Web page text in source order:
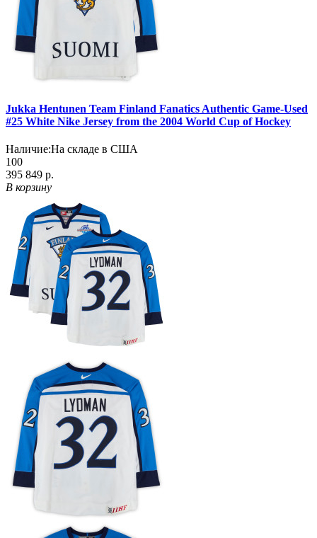
Jukka Hentunen Team Finland Fanatics Authentic Game-Used
#25 White Nike Jersey from the 2004 World Cup of Hockey
Наличие:На складе в США
100
395 849 р.
В корзину